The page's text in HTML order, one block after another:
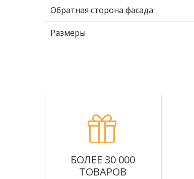
Обратная сторона фасада
Размеры
БОЛЕЕ 30 000
ТОВАРОВ